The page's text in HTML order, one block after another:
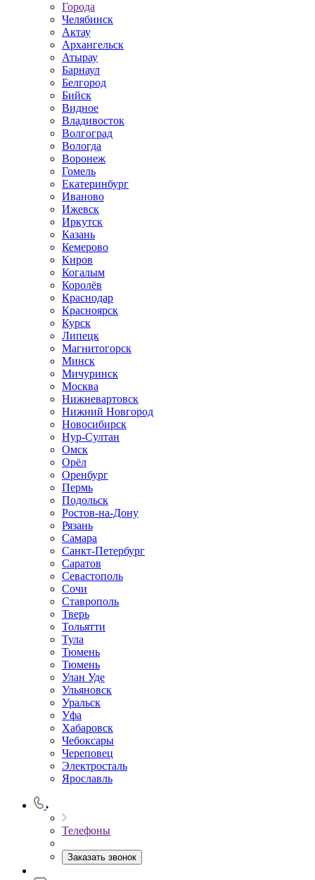
Города
Челябинск
Актау
Архангельск
Атырау
Барнаул
Белгород
Бийск
Видное
Владивосток
Волгоград
Вологда
Воронеж
Гомель
Екатеринбург
Иваново
Ижевск
Иркутск
Казань
Кемерово
Киров
Когалым
Королёв
Краснодар
Красноярск
Курск
Липецк
Магнитогорск
Минск
Мичуринск
Москва
Нижневартовск
Нижний Новгород
Новосибирск
Нур-Султан
Омск
Орёл
Оренбург
Пермь
Подольск
Ростов-на-Дону
Рязань
Самара
Санкт-Петербург
Саратов
Севастополь
Сочи
Ставрополь
Тверь
Тольятти
Тула
Тюмень
Тюмень
Улан Уде
Ульяновск
Уральск
Уфа
Хабаровск
Чебоксары
Череповец
Электросталь
Ярославль
Телефоны
Заказать звонок